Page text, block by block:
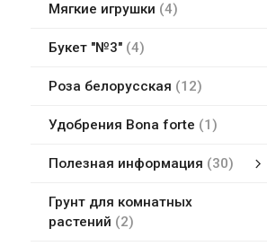
Мягкие игрушки 4
Букет "№3" 4
Роза белорусская 12
Удобрения Bona forte 1
Полезная информация 30
Грунт для комнатных
растений
2